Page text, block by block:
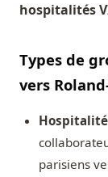
hospitalités
Types de
vers
parisiens